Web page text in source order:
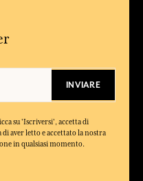
INVIARE
su 'Iscriversi', accetta di
di aver letto e accettato la nostra
in qualsiasi momento.